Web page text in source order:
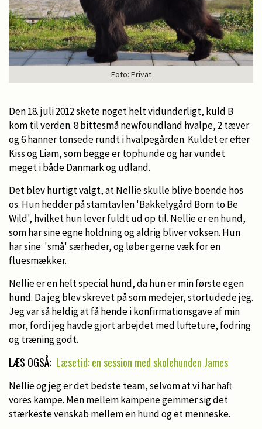
Foto: Privat
Den 18. juli 2012 skete noget helt vidunderligt, kuld B
kom til verden. 8 bittesmå newfoundland hvalpe, 2 tæver
og 6 hanner tonsede rundt i hvalpegården. Kuldet er efter
Kiss og Liam, som begge er tophunde og har vundet
meget i både Danmark og udland.
Det blev hurtigt valgt, at Nellie skulle blive boende hos
os. Hun hedder på stamtavlen 'Bakkelygård Born to Be
Wild', hvilket hun lever fuldt ud op til. Nellie er en hund,
som har sine egne holdning og aldrig bliver voksen. Hun
har sine 'små' særheder, og løber gerne væk for en
fluesmækker.
Nellie er en helt special hund, da hun er min første egen
hund. Da jeg blev skrevet på som medejer, stortudede jeg.
Jeg var så heldig at få hende i konfirmationsgave af min
mor, fordi jeg havde gjort arbejdet med lufteture, fodring
og træning godt.
LÆS OGSÅ: Læsetid: en session med skolehunden James
Nellie og jeg er det bedste team, selvom at vi har haft
vores kampe. Men mellem kampene gemmer sig det
stærkeste venskab mellem en hund og et menneske.